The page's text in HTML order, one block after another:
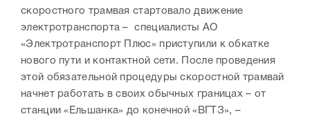
скоростного трамвая стартовало движение
электротранспорта – специалисты АО
«Электротранспорт Плюс» приступили к обкатке
нового пути и контактной сети. После проведения
этой обязательной процедуры скоростной трамвай
начнет работать в своих обычных границах – от
станции «Ельшанка» до конечной «ВГТЗ», –